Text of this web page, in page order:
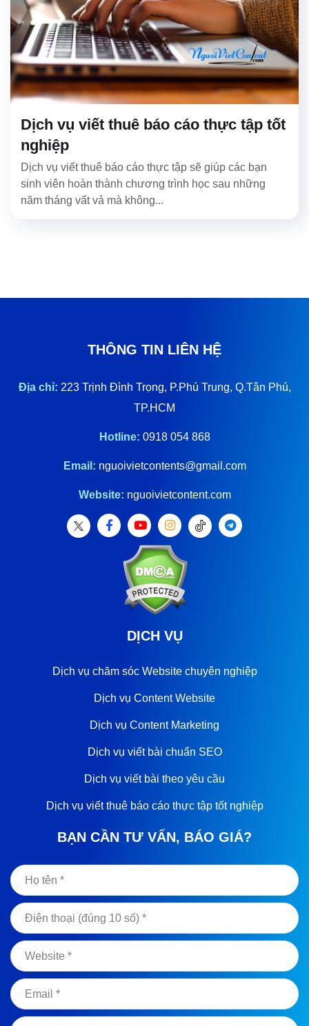
Dịch vụ viết thuê báo cáo thực tập tốt
nghiệp
Dịch vụ viết thuê báo cáo thực tập sẽ giúp các bạn
sinh viên hoàn thành chương trình học sau những
năm tháng vất vả mà không...
THÔNG TIN LIÊN HỆ
Địa chỉ: 223 Trịnh Đình Trọng, P.Phú Trung, Q.Tân Phú,
TP.HCM
Hotline: 0918 054 868
Email: nguoivietcontents@gmail.com
Website: nguoivietcontent.com
DỊCH VỤ
Dịch vụ chăm sóc Website chuyên nghiệp
Dịch vụ Content Website
Dịch vụ Content Marketing
Dịch vụ viết bài chuẩn SEO
Dịch vụ viết bài theo yêu cầu
Dịch vụ viết thuê báo cáo thực tập tốt nghiệp
BẠN CẦN TƯ VẤN, BÁO GIÁ?